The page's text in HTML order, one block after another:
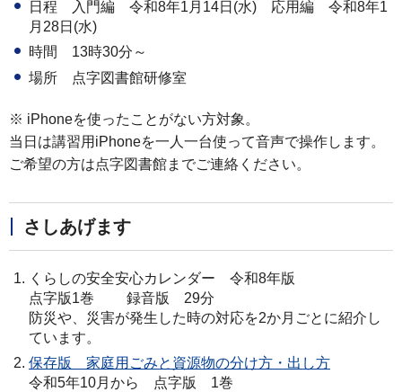
日程 入門編 令和8年1月14日(水) 応用編 令和8年1
月28日(水)
時間 13時30分～
場所 点字図書館研修室
※ iPhoneを使ったことがない方対象。
当日は講習用iPhoneを一人一台使って音声で操作します。
ご希望の方は点字図書館までご連絡ください。
さしあげます
くらしの安全安心カレンダー 令和8年版
点字版1巻 録音版 29分
防災や、災害が発生した時の対応を2か月ごとに紹介し
ています。
保存版 家庭用ごみと資源物の分け方・出し方
令和5年10月から 点字版 1巻